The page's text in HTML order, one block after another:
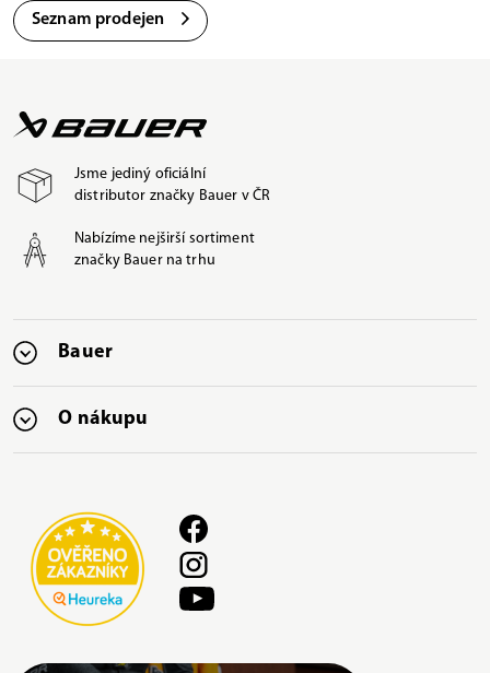
Seznam prodejen
Jsme jediný oficiální
distributor značky Bauer v ČR
Nabízíme nejširší sortiment
značky Bauer na trhu
Bauer
O nákupu